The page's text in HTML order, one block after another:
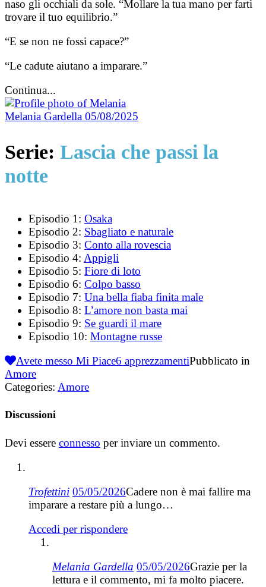
naso gli occhiali da sole. “Mollare la tua mano per farti
trovare il tuo equilibrio.”
“E se non ne fossi capace?”
“Le cadute aiutano a imparare.”
Continua...
Melania Gardella 05/08/2025
Serie: Lascia che passi la
notte
Episodio 1: Osaka
Episodio 2: Sbagliato e naturale
Episodio 3: Conto alla rovescia
Episodio 4: Appigli
Episodio 5: Fiore di loto
Episodio 6: Colpo basso
Episodio 7: Una bella fiaba finita male
Episodio 8: L’amore non basta mai
Episodio 9: Se guardi il mare
Episodio 10: Montagne russe
Avete messo Mi Piace6 apprezzamentiPubblicato in
Amore
Categories: Amore
Discussioni
Devi essere connesso per inviare un commento.
Trofettini 05/05/2026Cadere non è mai fallire ma
imparare a restare più a lungo…
Accedi per rispondere
Melania Gardella 05/05/2026Grazie per la
lettura e il commento, mi fa molto piacere.